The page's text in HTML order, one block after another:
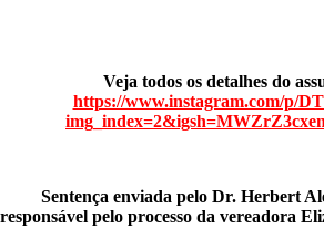
Veja todos os detalhes do
https://www.instagram.com/p/
Sentença enviada pelo Dr. Herbert
responsável pelo processo da vereadora